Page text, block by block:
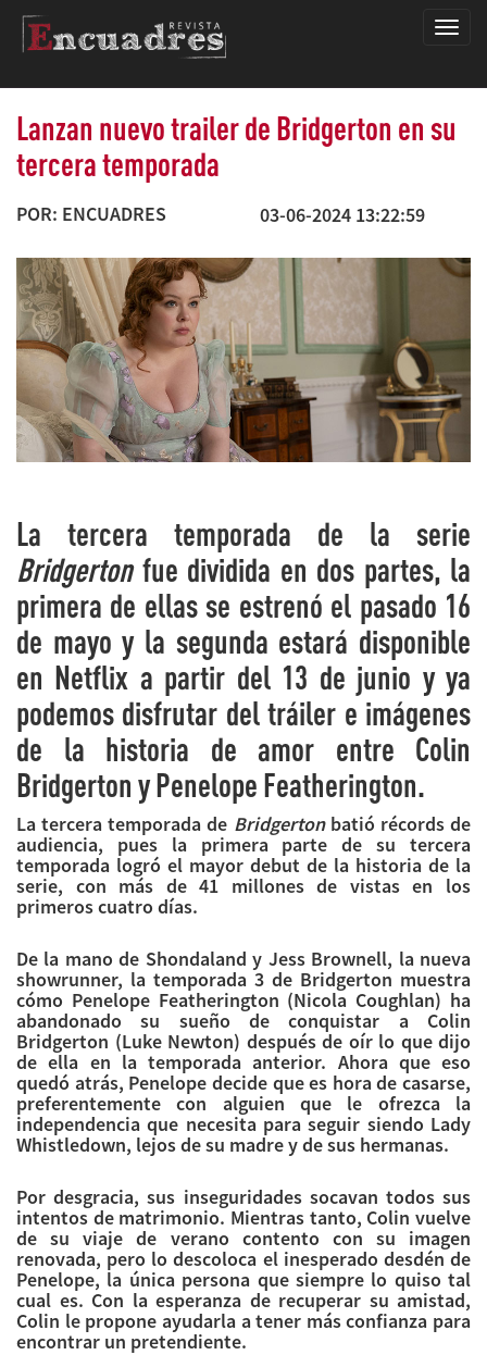
Lanzan nuevo trailer de Bridgerton en su
tercera temporada
POR: ENCUADRES 03-06-2024 13:22:59
La tercera temporada de la serie
Bridgertonfue dividida en dos partes, la
primera de ellas se estrenó el pasado 16
de mayo y la segunda estará disponible
en Netflix a partir del 13 de junio y ya
podemos disfrutar del tráiler e imágenes
de la historia de amor entre Colin
Bridgerton y Penelope Featherington.
La tercera temporada de Bridgertonbatió récords de
audiencia, pues la primera parte de su tercera
temporada logró el mayor debut de la historia de la
serie, con más de 41 millones de vistas en los
primeros cuatro días.
De la mano de Shondaland y Jess Brownell, la nueva
showrunner, la temporada 3 de Bridgerton muestra
cómo Penelope Featherington (Nicola Coughlan) ha
abandonado su sueño de conquistar a Colin
Bridgerton (Luke Newton) después de oír lo que dijo
de ella en la temporada anterior. Ahora que eso
quedó atrás, Penelope decide que es hora de casarse,
preferentemente con alguien que le ofrezca la
independencia que necesita para seguir siendo Lady
Whistledown, lejos de su madre y de sus hermanas.
Por desgracia, sus inseguridades socavan todos sus
intentos de matrimonio. Mientras tanto, Colin vuelve
de su viaje de verano contento con su imagen
renovada, pero lo descoloca el inesperado desdén de
Penelope, la única persona que siempre lo quiso tal
cual es. Con la esperanza de recuperar su amistad,
Colin le propone ayudarla a tener más confianza para
encontrar un pretendiente.